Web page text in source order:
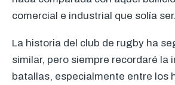
comercial e industrial que solía ser.
La historia del club de rugby ha
similar, pero siempre recordaré la
batallas, especialmente entre los